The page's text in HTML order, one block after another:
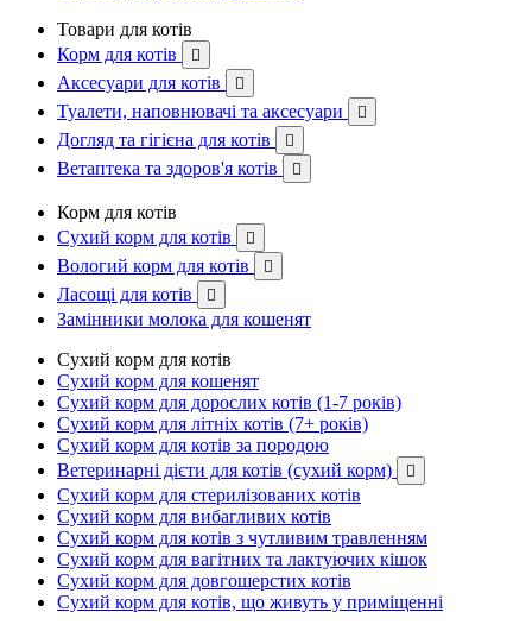
Товари для котів
Корм для котів

Аксесуари для котів 
Туалети, наповнювачі та аксесуари 
Догляд та гігієна для котів 
Ветаптека та здоров'я котів 
Корм для котів
Сухий корм для котів

Вологий корм для котів 
Ласощі для котів 
Замінники молока для кошенят
Сухий корм для котів
Сухий корм для кошенят
Сухий корм для дорослих котів (1-7 років)
Сухий корм для літніх котів (7+ років)
Сухий корм для котів за породою
Ветеринарні дієти для котів (сухий корм)

Сухий корм для стерилізованих котів
Сухий корм для вибагливих котів
Сухий корм для котів з чутливим травленням
Сухий корм для вагітних та лактуючих кішок
Сухий корм для довгошерстих котів
Сухий корм для котів, що живуть у приміщенні